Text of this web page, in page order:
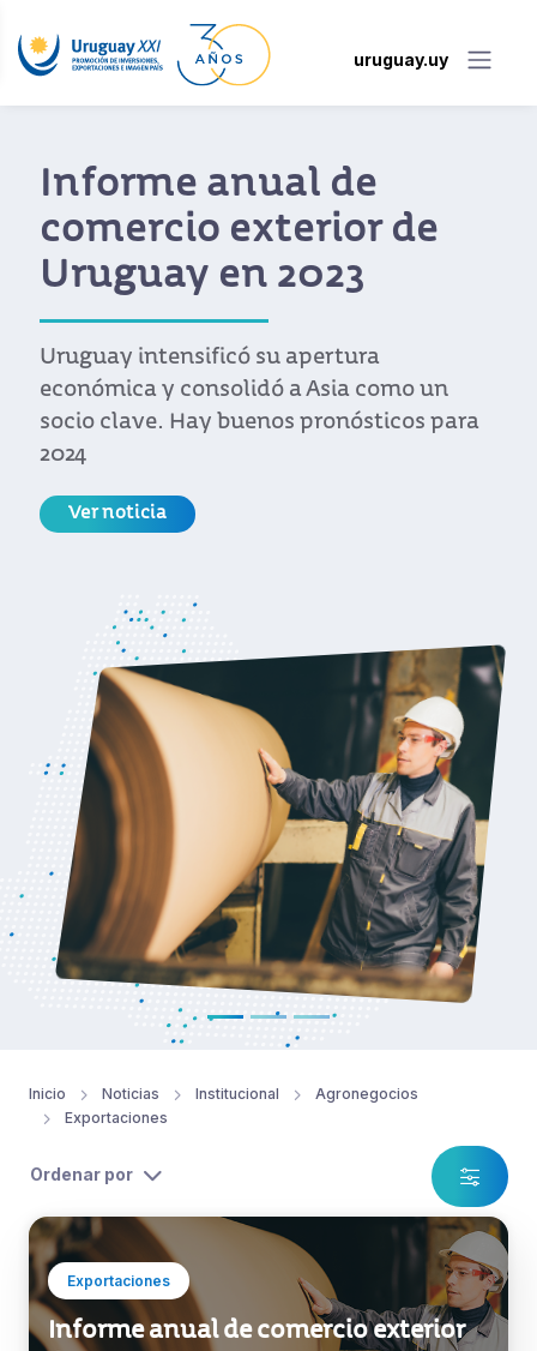
uruguay.uy
Uruguay marca la
diferencia en la
Exposición
Internacional de
Importaciones de
China (CIIE)
Uruguay cerró su participación luego de
una extensa agenda de trabajo liderada
Carámbula.
Ver noticia
Inicio Noticias Institucional
Agronegocios
Exportaciones
Informe anual de comercio exterior
de Uruguay en 2023